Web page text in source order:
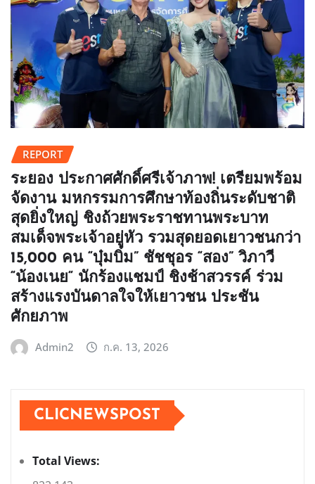
REPORT
ระยอง ประกาศศักดิ์ศรีเจ้าภาพ! เตรียมพร้อม
จัดงาน มหกรรมการศึกษาท้องถิ่นระดับชาติ
สุดยิ่งใหญ่ ชิงถ้วยพระราชทานพระบาท
สมเด็จพระเจ้าอยู่หัว รวมสุดยอดเยาวชนกว่า
15,000 คน “บุ๋มบิ๋ม” ชัชชุอร “สอง” วิภาวี
“น้องเนย“ นักร้องแชมป์ ชิงช้าสวรรค์ ร่วม
สร้างแรงบันดาลใจให้เยาวชน ประชัน
ศักยภาพ
Admin2 ก.ค. 13, 2026
CLICNEWSPOST
Total Views: